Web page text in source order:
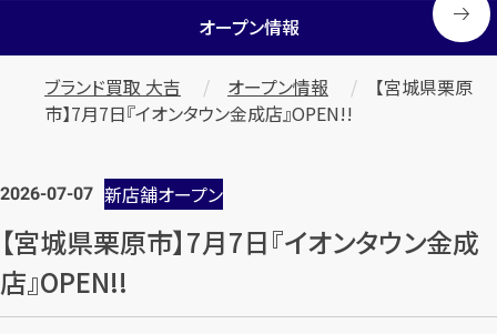
オープン情報
ブランド買取 大吉 オープン情報
【宮城県栗原
市】7月7日『イオンタウン金成店』OPEN!!
2026-07-07 新店舗オープン
【宮城県栗原市】7月7日『イオンタウン金成
店』OPEN!!